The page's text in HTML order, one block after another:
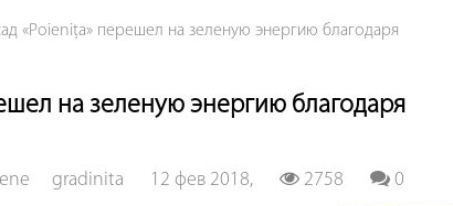
«Poienița» перешел на зеленую энергию благодаря
на зеленую энергию благодаря
gradinita 12 фев 2018, 2758 0